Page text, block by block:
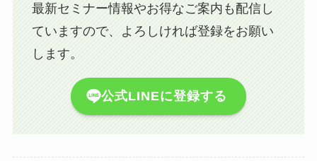
最新セミナー情報やお得なご案内も配信し
ていますので、よろしければ登録をお願い
します。
公式LINEに登録する